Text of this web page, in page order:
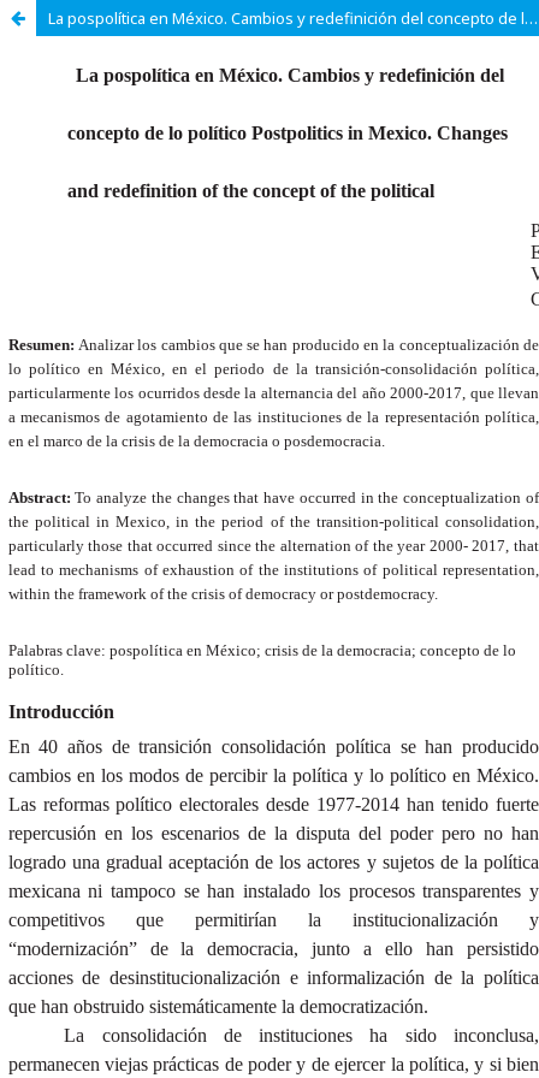
La pospolítica en México. Cambios y redefinición del concepto de lo político